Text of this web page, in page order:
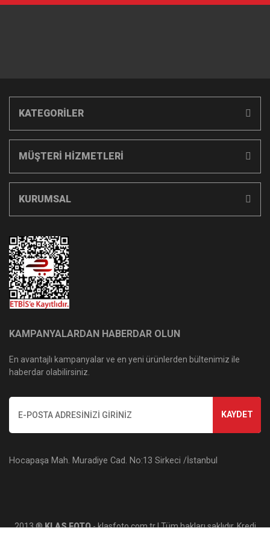
KATEGORİLER
MÜŞTERİ HİZMETLERİ
KURUMSAL
KAMPANYALARDAN HABERDAR OLUN
En avantajlı kampanyalar ve en yeni ürünlerden bültenimiz ile
haberdar olabilirsiniz.
KAYDET
Hocapaşa Mah. Muradiye Cad. No:13 Sirkeci /İstanbul
2013 ®KLAS FOTO- klasfoto.com.tr | Tüm hakları saklıdır. Kredi